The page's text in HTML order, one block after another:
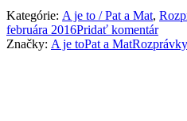
Kategórie: A je to / Pat a Mat,
februára 2016Pridať komentár
Značky: A je toPat a MatRozprávky